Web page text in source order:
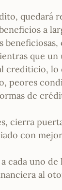
a
que
crediticio, lo
peores
de
cierra
con
cada uno
al